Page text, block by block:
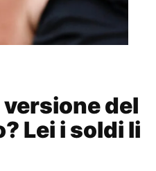
versione del
Lei i soldi li